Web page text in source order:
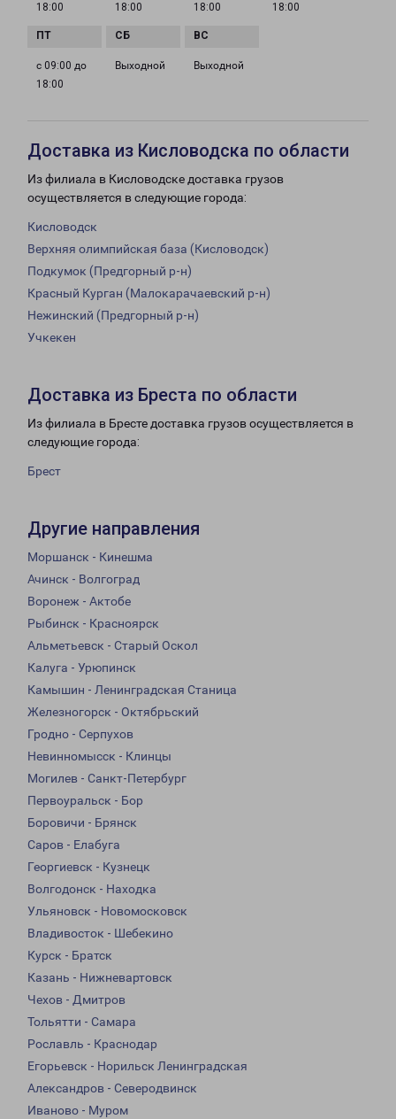
18:00
18:00
18:00
18:00
с 09:00 до
18:00
Выходной Выходной
Доставка из Кисловодска по области
Из филиала в Кисловодске доставка грузов
осуществляется в следующие города:
Кисловодск
Верхняя олимпийская база (Кисловодск)
Подкумок (Предгорный р-н)
Красный Курган (Малокарачаевский р-н)
Нежинский (Предгорный р-н)
Учкекен
Доставка из Бреста по области
Из филиала в Бресте доставка грузов осуществляется в
следующие города:
Брест
Другие направления
Моршанск - Кинешма
Ачинск - Волгоград
Воронеж - Актобе
Рыбинск - Красноярск
Альметьевск - Старый Оскол
Калуга - Урюпинск
Камышин - Ленинградская Станица
Железногорск - Октябрьский
Гродно - Серпухов
Невинномысск - Клинцы
Могилев - Санкт-Петербург
Первоуральск - Бор
Боровичи - Брянск
Саров - Елабуга
Георгиевск - Кузнецк
Волгодонск - Находка
Ульяновск - Новомосковск
Владивосток - Шебекино
Курск - Братск
Казань - Нижневартовск
Чехов - Дмитров
Тольятти - Самара
Рославль - Краснодар
Егорьевск - Норильск Ленинградская
Александров - Северодвинск
Иваново - Муром